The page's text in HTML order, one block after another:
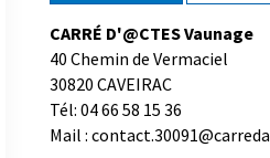
CARRÉ D'@CTES Vaunage
40 Chemin de Vermaciel
30820 CAVEIRAC
Tél: 04 66 58 15 36
Mail :